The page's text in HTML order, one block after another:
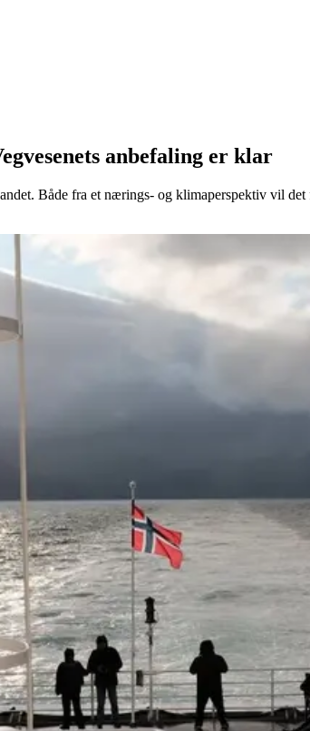
anbefaling er klar
Både fra et nærings- og klimaperspektiv vil